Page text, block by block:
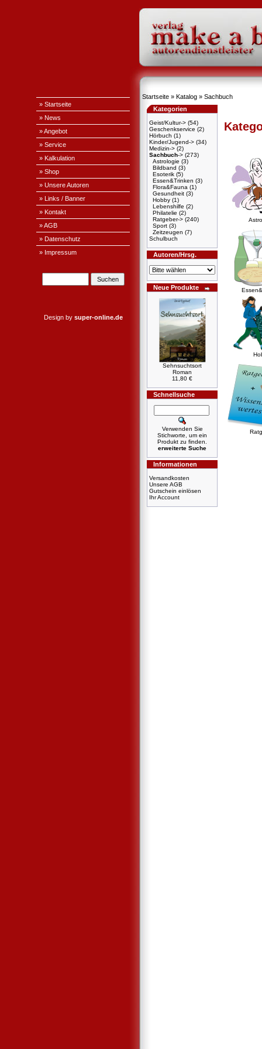
» Startseite
» News
» Angebot
» Service
» Kalkulation
» Shop
» Unsere Autoren
» Links / Banner
» Kontakt
» AGB
» Datenschutz
» Impressum
Design by super-online.de
Startseite » Katalog » Sachbuch
Kategorien
Geist/Kultur-> (54)
Geschenkservice (2)
Hörbuch (1)
Kinder/Jugend-> (34)
Medizin-> (2)
Sachbuch-> (273)
Astrologie (3)
Bildband (3)
Esoterik (5)
Essen&Trinken (3)
Flora&Fauna (1)
Gesundheit (3)
Hobby (1)
Lebenshilfe (2)
Philatelie (2)
Ratgeber-> (240)
Sport (3)
Zeitzeugen (7)
Schulbuch
Autoren/Hrsg.
Neue Produkte
Sehnsuchtsort
Roman
11,80 €
Schnellsuche
Verwenden Sie
Stichworte, um ein
Produkt zu finden.
erweiterte Suche
Informationen
Versandkosten
Unsere AGB
Gutschein einlösen
Ihr Account